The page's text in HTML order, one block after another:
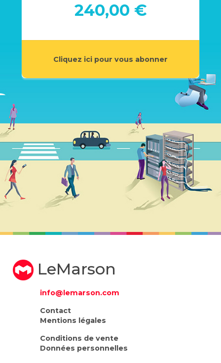
240,00 €
Cliquez ici pour vous abonner
LeMarson
info@lemarson.com
Contact
Mentions légales
Conditions de vente
Données personnelles